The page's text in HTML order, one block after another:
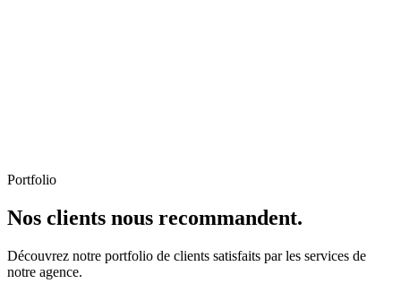
Portfolio
Nos clients nous recommandent.
Découvrez notre portfolio de clients satisfaits par les services de
notre agence.